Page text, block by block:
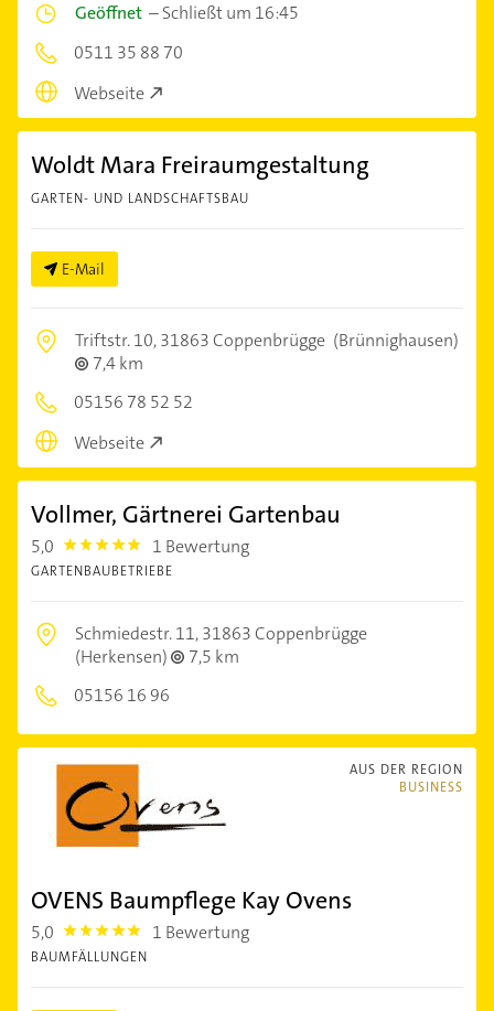
Geöffnet –Schließt um 16:45
0511 35 88 70
Webseite
Woldt Mara Freiraumgestaltung
GARTEN- UND LANDSCHAFTSBAU
E-Mail
Triftstr. 10,31863 Coppenbrügge (Brünnighausen)
7,4 km
05156 78 52 52
Webseite
Vollmer, Gärtnerei Gartenbau
5,0 5.0 1 Bewertung
GARTENBAUBETRIEBE
Schmiedestr. 11,31863 Coppenbrügge
(Herkensen)
7,5 km
05156 16 96
AUS DER REGION
BUSINESS
OVENS Baumpflege Kay Ovens
5,0 5.0 1 Bewertung
BAUMFÄLLUNGEN